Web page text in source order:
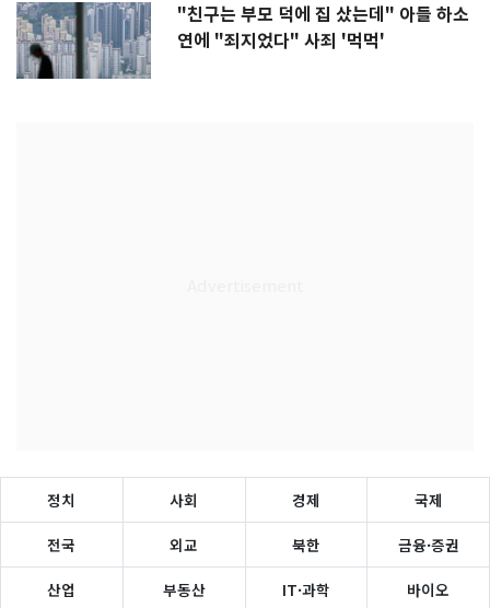
"친구는 부모 덕에 집 샀는데" 아들 하소
연에 "죄지었다" 사죄 '먹먹'
정치 사회 경제 국제
전국 외교 북한 금융·증권
산업 부동산 IT·과학 바이오